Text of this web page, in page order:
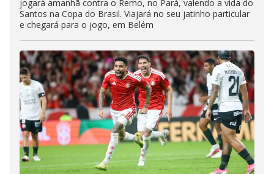
jogará amanhã contra o Remo, no Pará, valendo a vida do
Santos na Copa do Brasil. Viajará no seu jatinho particular
e chegará para o jogo, em Belém